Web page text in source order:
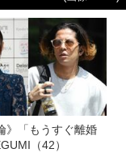
》「もうすぐ離婚
（42）